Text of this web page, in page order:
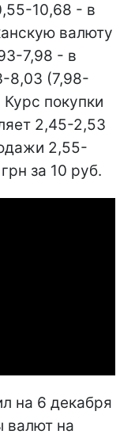
10,68 - в
валюту
7,98 - в
8,03 (7,98-
покупки
2,45-2,53
2,55-
за 10 руб.
на 6 декабря
валют на